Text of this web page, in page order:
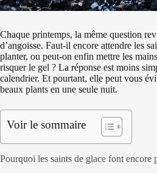
Chaque printemps, la même question
d’angoisse. Faut-il encore attendre les
planter, ou peut-on enfin mettre les
risquer le gel ? La réponse est moins
calendrier. Et pourtant, elle peut vous
beaux plants en une seule nuit.
Voir le sommaire
Pourquoi les saints de glace font encore